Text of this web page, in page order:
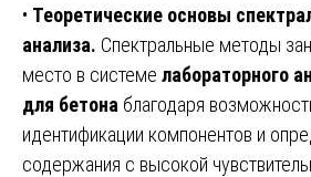
• Теоретические основы
анализа. Спектральные методы
место в системе лабораторного
для бетона благодаря
идентификации компонентов и
содержания с высокой